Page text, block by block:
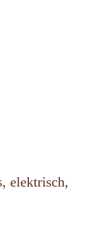
elektrisch,